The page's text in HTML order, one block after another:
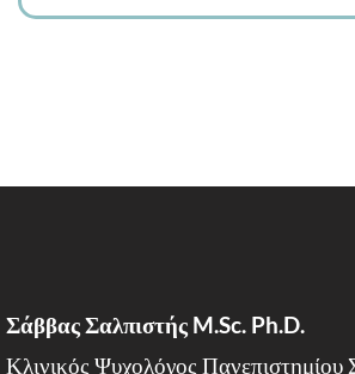
Σάββας Σαλπιστής M.Sc. Ph.D.
Κλινικός Ψυχολόγος Πανεπιστημίου